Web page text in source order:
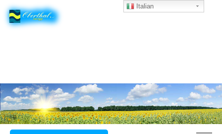
Italian